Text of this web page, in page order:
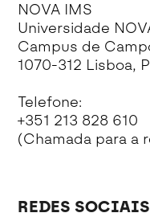
NOVA IMS
Universidade
Campus de
1070-312 Lisboa,
Telefone:
+351 213 828 610
(Chamada para a
REDES SOCIAIS